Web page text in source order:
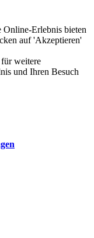
Online-Erlebnis bieten
auf 'Akzeptieren'
für weitere
und Ihren Besuch